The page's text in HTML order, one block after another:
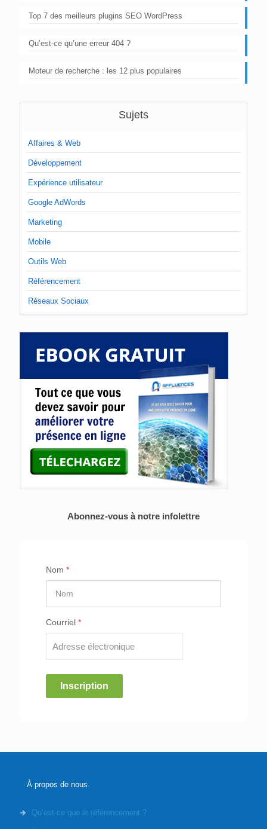
Top 7 des meilleurs plugins SEO WordPress
Qu’est-ce qu’une erreur 404 ?
Moteur de recherche : les 12 plus populaires
Sujets
Affaires & Web
Développement
Expérience utilisateur
Google AdWords
Marketing
Mobile
Outils Web
Référencement
Réseaux Sociaux
Abonnez-vous à notre infolettre
Nom *
Courriel *
Inscription
À propos de nous
Qu’est-ce que le référencement ?